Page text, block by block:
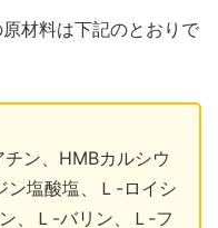
材料は下記のとおりで
ン、HMBカルシウ
ン塩酸塩、Ｌ-ロイシ
、Ｌ-バリン、Ｌ‐フ